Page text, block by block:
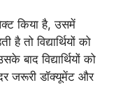
किया है, उसमें
तो विद्यार्थियों को
बाद विद्यार्थियों को
जरूरी डॉक्यूमेंट और